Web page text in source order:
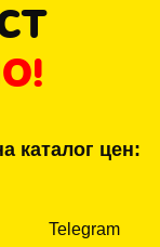
каталог цен:
Telegram